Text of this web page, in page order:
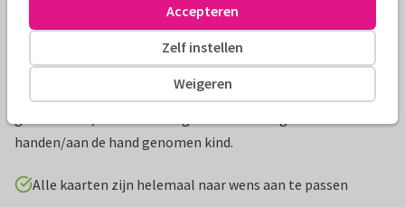
Productinformatie
Originele geboortekaart in rustige linnenlook met
handen/aan de hand genomen kind.
Alle kaarten zijn helemaal naar wens aan te passen
Weigeren
Zelf instellen
Accepteren